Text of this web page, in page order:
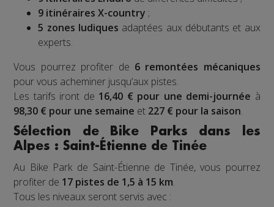
9 itinéraires X-country ;
5 zones ludiques adaptées aux débutants et aux
experts.
Vous pourrez profiter de 6 remontées mécaniques
pour vous acheminer jusqu’aux pistes.
Les tarifs iront de 16,40 € pour une demi-journée à
98,30 € pour une semaine et 227 € pour la saison.
Sélection de Bike Parks dans les
Alpes : Saint-Étienne de Tinée
Au Bike Park de Saint-Étienne de Tinée, vous pourrez
profiter de 17 pistes de 1,5 à 15 km.
Tous les niveaux seront servis avec :